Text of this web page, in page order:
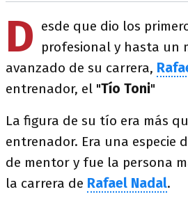
D esde que dio los
profesional y hasta un
avanzado de su carrera,
entrenador, el "Tío Toni"
La figura de su tío era más
entrenador. Era una especie
de mentor y fue la persona
la carrera de Rafael Nadal.